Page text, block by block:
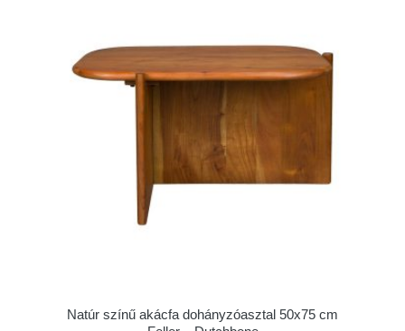
Natúr színű akácfa dohányzóasztal 50x75 cm